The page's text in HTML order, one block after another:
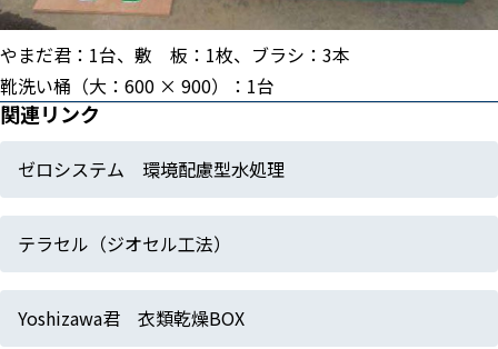
やまだ君：1台、敷 板：1枚、ブラシ：3本
靴洗い桶（大：600 × 900）：1台
関連リンク
ゼロシステム 環境配慮型水処理
テラセル（ジオセル工法）
Yoshizawa君 衣類乾燥BOX